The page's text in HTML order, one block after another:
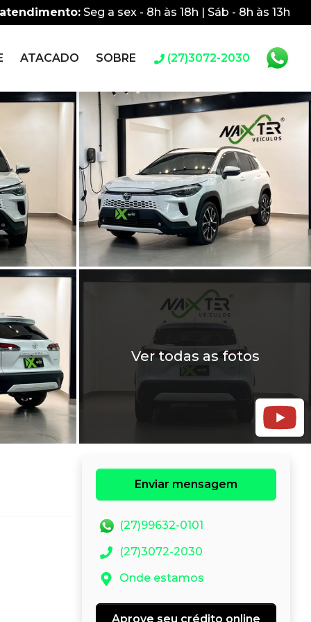
Seg a sex - 8h às 18h | Sáb - 8h às 13h
ATACADO SOBRE (27)3072-2030
Ver todas as fotos
Enviar mensagem
(27)99632-0101
(27)3072-2030
Onde estamos
Aprove seu crédito online